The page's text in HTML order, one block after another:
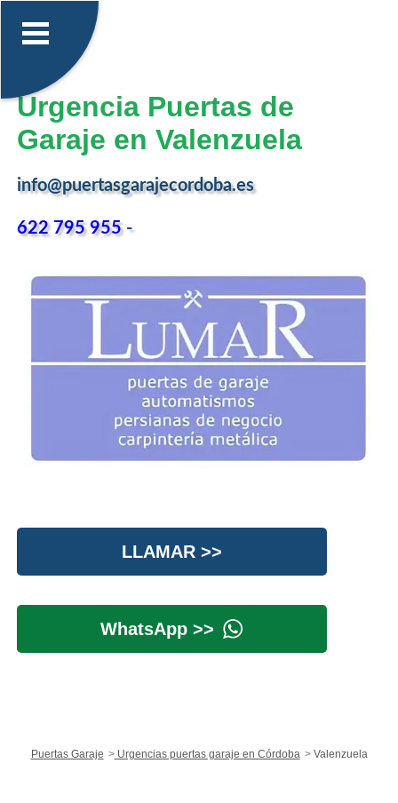
Urgencia Puertas de
Garaje en Valenzuela
info@puertasgarajecordoba.es
622 795 955-
LLAMAR >>
WhatsApp >>
Puertas Garaje Urgencias puertas garaje en Córdoba Valenzuela